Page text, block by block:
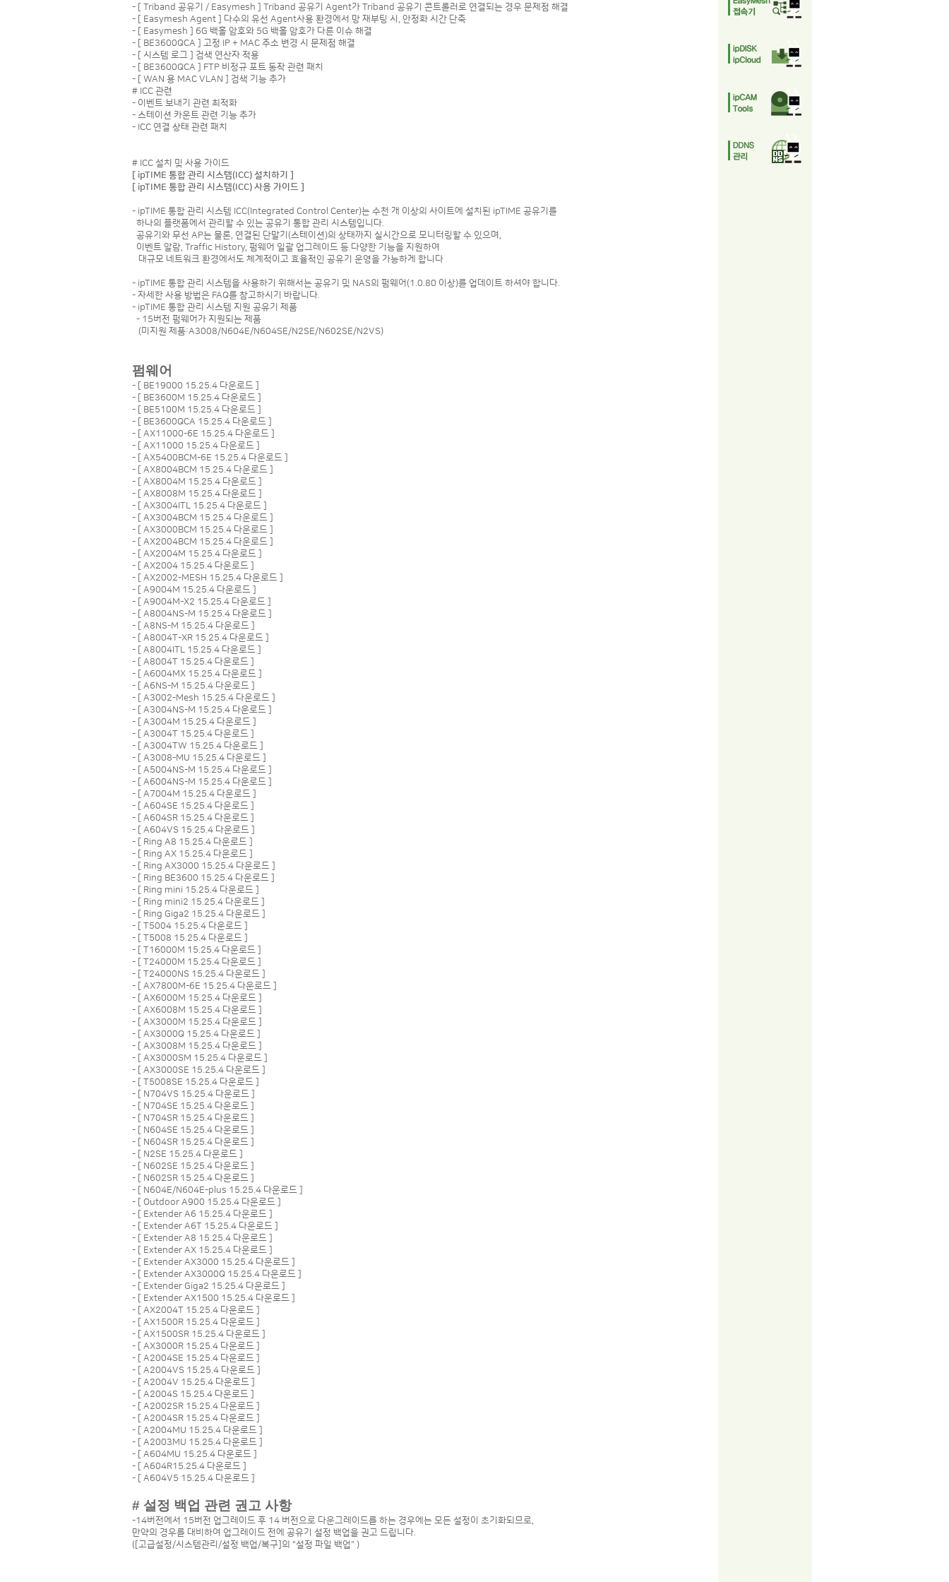
- [ Triband 공유기 / Easymesh ] Triband 공유기 Agent가 Triband 공유기 콘트롤러로 연결되는 경우 문제점 해결
- [ Easymesh Agent ] 다수의 유선 Agent사용 환경에서 망 재부팅 시, 안정화 시간 단축
- [ Easymesh ] 6G 백홀 암호와 5G 백홀 암호가 다른 이슈 해결
- [ BE3600QCA ] 고정 IP + MAC 주소 변경 시 문제점 해결
- [ 시스템 로그 ] 검색 연산자 적용
- [ BE3600QCA ] FTP 비정규 포트 동작 관련 패치
- [ WAN 용 MAC VLAN ] 검색 기능 추가
# ICC 관련
- 이벤트 보내기 관련 최적화
- 스테이션 카운트 관련 기능 추가
- ICC 연결 상태 관련 패치
# ICC 설치 및 사용 가이드
[ ipTIME 통합 관리 시스템(ICC) 설치하기 ]
[ ipTIME 통합 관리 시스템(ICC) 사용 가이드 ]
- ipTIME 통합 관리 시스템 ICC(Integrated Control Center)는 수천 개 이상의 사이트에 설치된 ipTIME 공유기를
하나의 플랫폼에서 관리할 수 있는 공유기 통합 관리 시스템입니다.
공유기와 무선 AP는 물론, 연결된 단말기(스테이션)의 상태까지 실시간으로 모니터링할 수 있으며,
이벤트 알람, Traffic History, 펌웨어 일괄 업그레이드 등 다양한 기능을 지원하여
대규모 네트워크 환경에서도 체계적이고 효율적인 공유기 운영을 가능하게 합니다
- ipTIME 통합 관리 시스템을 사용하기 위해서는 공유기 및 NAS의 펌웨어(1.0.80 이상)를 업데이트 하셔야 합니다.
- 자세한 사용 방법은 FAQ를 참고하시기 바랍니다.
- ipTIME 통합 관리 시스템 지원 공유기 제품
- 15버전 펌웨어가 지원되는 제품
(미지원 제품:A3008/N604E/N604SE/N2SE/N602SE/N2VS)
펌웨어
- [ BE19000 15.25.4 다운로드]
- [
BE3600M 15.25.4 다운로드]
- [
BE5100M 15.25.4 다운로드]
- [
BE3600QCA 15.25.4 다운로드]
- [ AX11000-6E 15.25.4 다운로드]
- [ AX11000 15.25.4 다운로드]
- [ AX5400BCM-6E 15.25.4 다운로드]
- [ AX8004BCM 15.25.4 다운로드]
- [ AX8004M 15.25.4 다운로드]
- [ AX8008M 15.25.4 다운로드]
- [ AX3004ITL 15.25.4 다운로드]
- [ AX3004BCM 15.25.4 다운로드]
- [ AX3000BCM 15.25.4 다운로드]
- [ AX2004BCM 15.25.4 다운로드]
- [ AX2004M 15.25.4 다운로드]
- [ AX2004 15.25.4 다운로드]
- [ AX2002-MESH 15.25.4 다운로드]
- [ A9004M 15.25.4 다운로드]
- [ A9004M-X2 15.25.4 다운로드]
- [ A8004NS-M 15.25.4 다운로드]
- [ A8NS-M 15.25.4 다운로드]
- [ A8004T-XR 15.25.4 다운로드]
- [ A8004ITL 15.25.4 다운로드]
- [ A8004T 15.25.4 다운로드]
- [ A6004MX 15.25.4 다운로드]
- [ A6NS-M 15.25.4 다운로드]
- [ A3002-Mesh 15.25.4 다운로드]
- [ A3004NS-M 15.25.4 다운로드]
- [ A3004M 15.25.4 다운로드]
- [ A3004T 15.25.4 다운로드]
- [ A3004TW 15.25.4 다운로드]
- [ A3008-MU 15.25.4 다운로드]
- [ A5004NS-M 15.25.4 다운로드]
- [ A6004NS-M 15.25.4 다운로드]
- [ A7004M 15.25.4 다운로드]
- [ A604SE 15.25.4 다운로드]
- [ A604SR 15.25.4 다운로드]
- [ A604VS 15.25.4 다운로드]
- [
Ring A8 15.25.4 다운로드]
- [
Ring AX 15.25.4 다운로드]
- [
Ring AX3000 15.25.4 다운로드]
- [
Ring BE3600 15.25.4 다운로드]
- [
Ring mini 15.25.4 다운로드]
- [
Ring mini2 15.25.4 다운로드]
- [
Ring Giga2 15.25.4 다운로드]
- [ T5004 15.25.4 다운로드]
- [ T5008 15.25.4 다운로드]
- [ T16000M 15.25.4 다운로드]
- [ T24000M 15.25.4 다운로드]
- [ T24000NS 15.25.4 다운로드]
- [ AX7800M-6E 15.25.4 다운로드]
- [ AX6000M 15.25.4 다운로드]
- [ AX6008M 15.25.4 다운로드]
- [ AX3000M 15.25.4 다운로드]
- [ AX3000Q 15.25.4 다운로드]
- [ AX3008M 15.25.4 다운로드]
- [ AX3000SM 15.25.4 다운로드]
- [ AX3000SE 15.25.4 다운로드]
- [ T5008SE 15.25.4 다운로드]
- [
N704VS 15.25.4 다운로드]
- [
N704SE 15.25.4 다운로드]
- [
N704SR 15.25.4 다운로드]
- [
N604SE 15.25.4 다운로드]
- [
N604SR 15.25.4 다운로드]
- [
N2SE 15.25.4 다운로드]
- [
N602SE 15.25.4 다운로드]
- [
N602SR 15.25.4 다운로드]
- [
N604E/N604E-plus 15.25.4 다운로드]
- [ Outdoor A900 15.25.4 다운로드]
- [
Extender A6 15.25.4 다운로드]
- [
Extender A6T 15.25.4 다운로드]
- [
Extender A8 15.25.4 다운로드]
- [
Extender AX 15.25.4 다운로드]
- [
Extender AX3000 15.25.4 다운로드]
- [
Extender AX3000Q 15.25.4 다운로드]
- [
Extender Giga2 15.25.4 다운로드]
- [
Extender AX1500 15.25.4 다운로드]
- [ AX2004T 15.25.4 다운로드]
- [ AX1500R 15.25.4 다운로드]
- [ AX1500SR 15.25.4 다운로드]
- [ AX3000R 15.25.4 다운로드]
- [ A2004SE 15.25.4 다운로드]
- [ A2004VS 15.25.4 다운로드]
- [ A2004V 15.25.4 다운로드]
- [ A2004S 15.25.4 다운로드]
- [ A2002SR 15.25.4 다운로드]
- [ A2004SR 15.25.4 다운로드]
- [ A2004MU 15.25.4 다운로드]
- [ A2003MU 15.25.4 다운로드]
- [ A604MU 15.25.4 다운로드]
- [ A604R15.25.4 다운로드]
- [ A604V5 15.25.4 다운로드]
# 설정 백업 관련 권고 사항
-14버전에서 15버전 업그레이드 후 14 버전으로 다운그레이드를 하는 경우에는 모든 설정이 초기화되므로,
만약의 경우를 대비하여 업그레이드 전에 공유기 설정 백업을 권고 드립니다.
([고급설정/시스템관리/설정 백업/복구]의 "설정 파일 백업" )